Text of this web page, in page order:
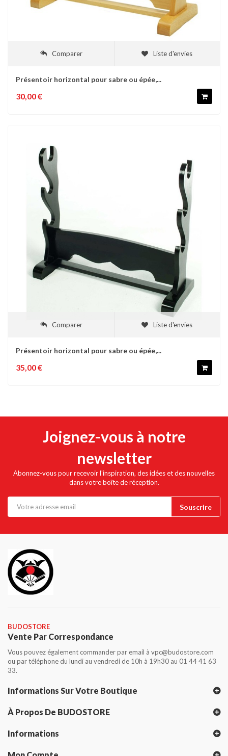
Comparer Liste d'envies
Présentoir horizontal pour sabre ou épée,...
30,00 €
Comparer Liste d'envies
Présentoir horizontal pour sabre ou épée,...
35,00 €
Joignez-vous à notre
newsletter
Abonnez-vous pour recevoir l'inspiration, des idées et des nouvelles
dans votre boîte de réception.
BUDOSTORE
Vente Par Correspondance
Vous pouvez également commander par email à vpc@budostore.com
ou par téléphone du lundi au vendredi de 10h à 19h30 au 01 44 41 63
33.
Informations Sur Votre Boutique
À Propos De BUDOSTORE
Informations